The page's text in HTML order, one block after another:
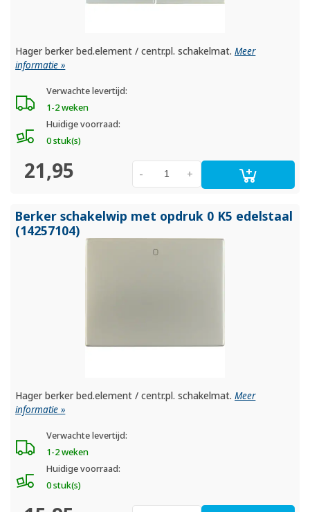
Hager berker bed.element / centr.pl. schakelmat.Meer
informatie »
Verwachte levertijd:
1-2 weken
Huidige voorraad:
0 stuk(s)
21,95 +
-
Berker schakelwip met opdruk 0 K5 edelstaal
(14257104)
Hager berker bed.element / centr.pl. schakelmat.Meer
informatie »
Verwachte levertijd:
1-2 weken
Huidige voorraad:
0 stuk(s)